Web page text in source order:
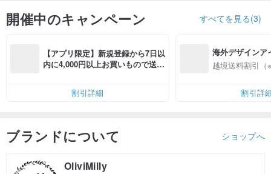
開催中のキャンペーン すべてを見る(3)
【アプリ限定】新規登録から7日以
内に4,000円以上お買いもので送料
割引詳細
海外デザインア
入
越境送料割引（
割引詳
ブランドについて ショップへ
OliviMilly